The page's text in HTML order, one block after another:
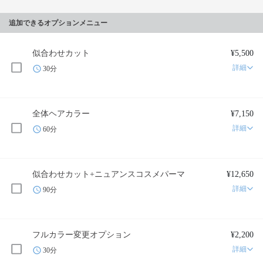
追加できるオプションメニュー
似合わせカット ¥5,500
30分 詳細
全体ヘアカラー ¥7,150
60分 詳細
似合わせカット+ニュアンスコスメパーマ ¥12,650
90分 詳細
フルカラー変更オプション ¥2,200
30分 詳細